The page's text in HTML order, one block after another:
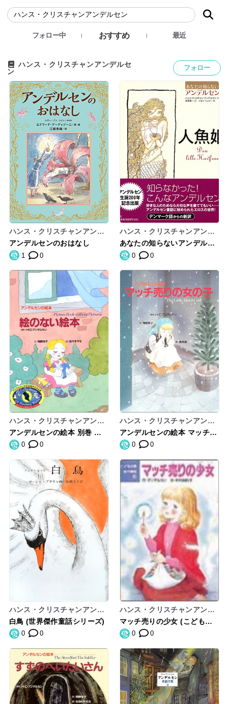
フォロー中 おすすめ 最近
ハンス・クリスチャンアンデルセ
ン
フォロー
ハンス・クリスチャンアンデ
ルセン
アンデルセンのおはなし
1 0
ハンス・クリスチャンアンデ
ルセン
あなたの知らないアンデルセ
ン「人魚姫」
0 0
ハンス・クリスチャンアンデ
ルセン,角野栄子
アンデルセンの絵本 別巻 絵
のない絵本
0 0
ハンス・クリスチャンアンデ
ルセン,角野栄子
アンデルセンの絵本 マッチ売
りの女の子
0 0
ハンス・クリスチャンアンデ
ルセン
白鳥 (世界傑作童話シリーズ)
0 0
ハンス・クリスチャンアンデ
ルセン
マッチ売りの少女 (こども世
界名作童話)
0 0